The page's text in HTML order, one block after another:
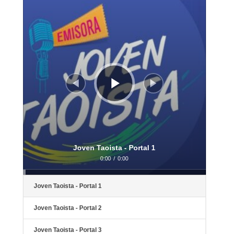
Joven Taoista - Portal 1
0:00 / 0:00
Joven Taoista - Portal 1
Joven Taoista - Portal 2
Joven Taoista - Portal 3